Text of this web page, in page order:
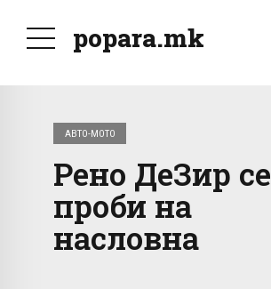
popara.mk
АВТО-МОТО
Рено ДеЗир се
проби на
насловна